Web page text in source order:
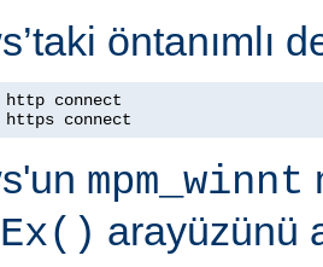
öntanımlı
https connect
mpm_winnt
arayüzünü